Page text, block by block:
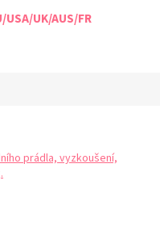
USA/UK/AUS/FR
prádla, vyzkoušení,